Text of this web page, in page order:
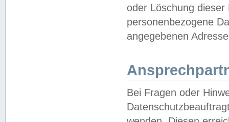
oder Löschung
personenbezogene
angegebenen
Bei Fragen oder